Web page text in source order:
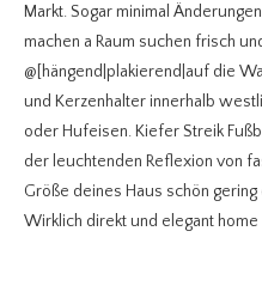
Markt. Sogar minimal
machen a Raum suchen frisch
@[hängend|plakierend|auf die
und Kerzenhalter innerhalb
oder Hufeisen. Kiefer Streik
der leuchtenden Reflexion von
Größe deines Haus schön
Wirklich direkt und elegant home